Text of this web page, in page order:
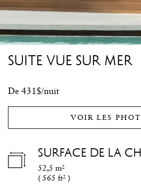
SUITE VUE SUR MER
De 431$/nuit
VOIR LES
SURFACE DE LA
52,5 m²
( 565 ft² )